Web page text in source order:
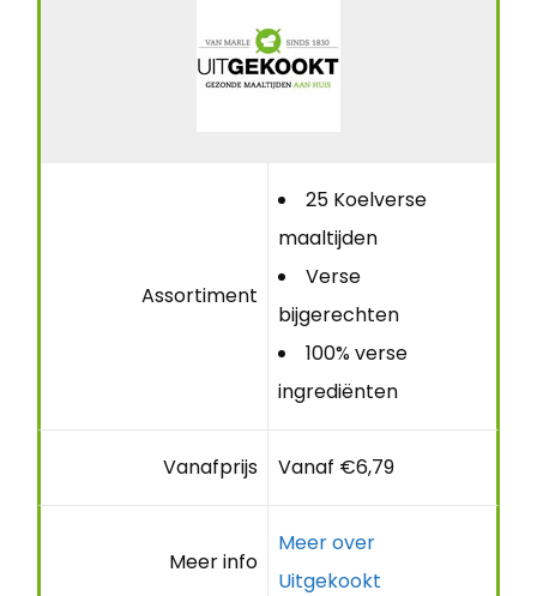
Assortiment
25 Koelverse
maaltijden
Verse
bijgerechten
100% verse
ingrediënten
Vanafprijs Vanaf €6,79
Meer info
Meer over
Uitgekookt